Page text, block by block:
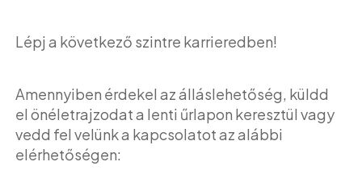
Lépj a következő szintre karrieredben!
Amennyiben érdekel az álláslehetőség, küldd
el önéletrajzodat a lenti űrlapon keresztül vagy
vedd fel velünk a kapcsolatot az alábbi
elérhetőségen: